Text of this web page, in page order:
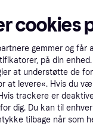
cookies
gemmer og får
på din
at understøtte de
at levere«. Hvis du
trackere er
dig. Du kan til
tilbage når som